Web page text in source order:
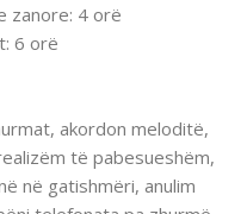
zanore: 4 orë
6 orë
akordon meloditë,
të pabesueshëm,
në gatishmëri, anulim